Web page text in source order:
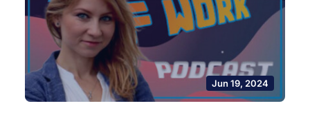
Jun 19, 2024